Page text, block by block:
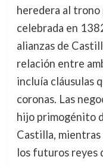
heredera al trono
celebrada en
alianzas de
relación entre
incluía cláusulas
coronas. Las
hijo primogénito
Castilla,
los futuros reyes